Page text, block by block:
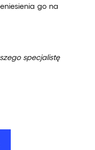
go na
specjalistę